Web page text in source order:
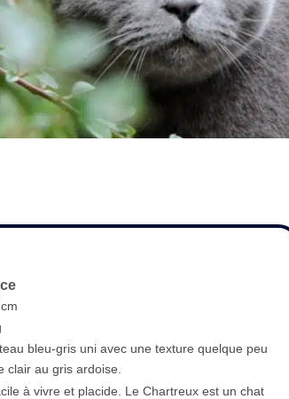
bleu-gris uni avec une texture quelque peu
clair au gris ardoise.
à vivre et placide. Le Chartreux est un chat